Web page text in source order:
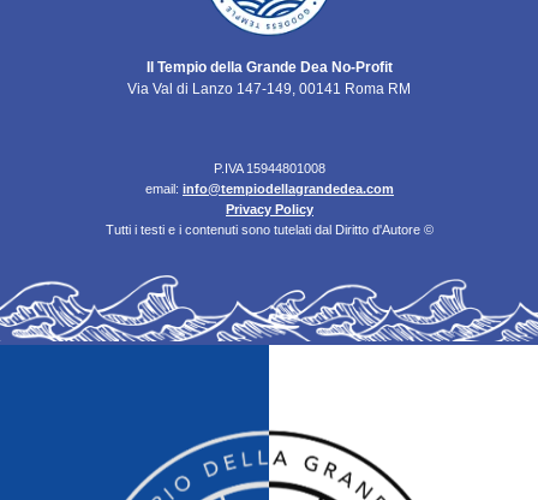
Il Tempio della Grande Dea No-Profit
Via Val di Lanzo 147-149, 00141 Roma RM
P.IVA 15944801008
email: info@tempiodellagrandedea.com
Privacy Policy
Tutti i testi e i contenuti sono tutelati dal Diritto d'Autore ©